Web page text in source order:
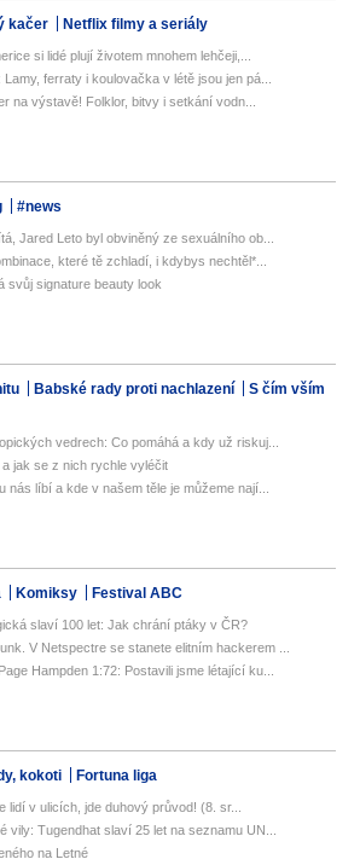
kačer Netflix filmy a seriály
si lidé plují životem mnohem lehčeji,...
ferraty i koulovačka v létě jsou jen pá...
na výstavě! Folklor, bitvy i setkání vodn...
#news
Jared Leto byl obviněný ze sexuálního ob...
které tě zchladí, i kdybys nechtěl*...
svůj signature beauty look
Babské rady proti nachlazení
S čím vším
vedrech: Co pomáhá a kdy už riskuj...
jak se z nich rychle vyléčit
nás líbí a kde v našem těle je můžeme nají...
Komiksy Festival ABC
slaví 100 let: Jak chrání ptáky v ČR?
V Netspectre se stanete elitním hackerem ...
Hampden 1:72: Postavili jsme létající ku...
kokoti Fortuna liga
lidí v ulicích, jde duhový průvod! (8. sr...
vily: Tugendhat slaví 25 let na seznamu UN...
na Letné